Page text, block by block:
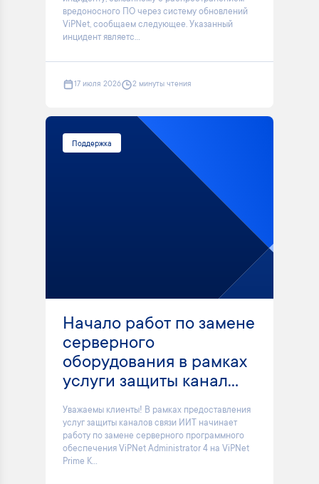
вредоносного ПО через систему обновлений
ViPNet, сообщаем следующее. Указанный
инцидент являетс...
17 июля 2026 2 минуты чтения
Поддержка
Начало работ по замене
серверного
оборудования в рамках
услуги защиты канал...
Уважаемы клиенты! В рамках предоставления
услуг защиты каналов связи ИИТ начинает
работу по замене серверного программного
обеспечения ViPNet Administrator 4 на ViPNet
Prime K...